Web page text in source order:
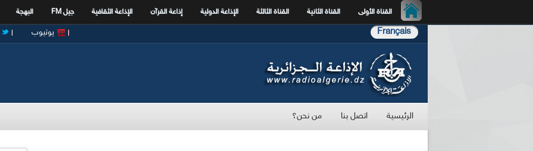
القناة الأولى القناة الثانية القناة الثالثة الإذاعة الدولية إذاعة القرآن الإذاعة الثقافية جيل FM البهجة
Français يوتيوب
الرئيسية اتصل بنا من نحن؟